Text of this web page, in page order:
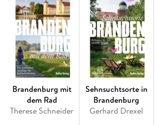
Brandenburg mit
dem Rad
Therese Schneider
Sehnsuchtsorte in
Brandenburg
Gerhard Drexel